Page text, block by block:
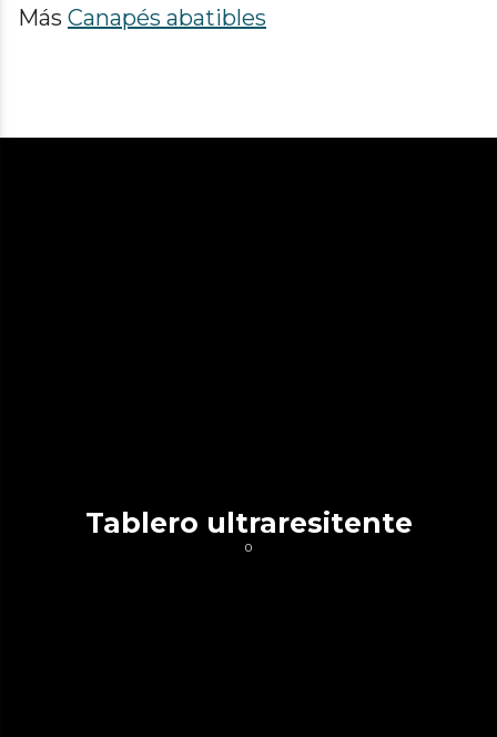
Más Canapés abatibles
Tablero ultraresitente
0